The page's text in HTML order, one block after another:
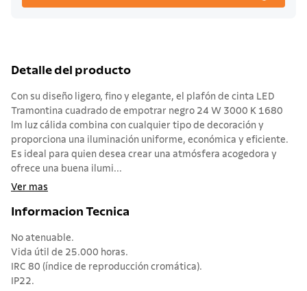
Detalle del producto
Con su diseño ligero, fino y elegante, el plafón de cinta LED
Tramontina cuadrado de empotrar negro 24 W 3000 K 1680
lm luz cálida combina con cualquier tipo de decoración y
proporciona una iluminación uniforme, económica y eficiente.
Es ideal para quien desea crear una atmósfera acogedora y
ofrece una buena ilumi...
Ver mas
Informacion Tecnica
No atenuable.
Vida útil de 25.000 horas.
IRC 80 (índice de reproducción cromática).
IP22.